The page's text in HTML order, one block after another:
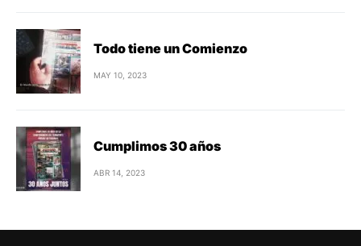
Todo tiene un Comienzo
MAY 10, 2023
Cumplimos 30 años
ABR 14, 2023